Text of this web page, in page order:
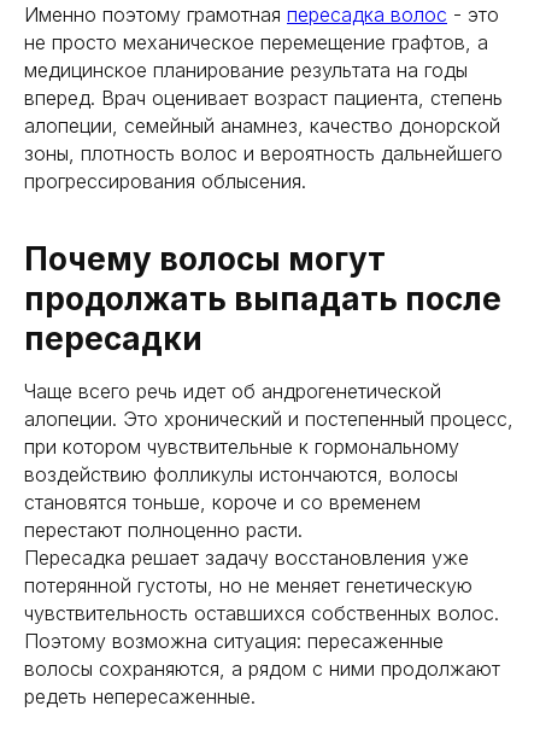
Именно поэтому грамотная пересадка волос - это
не просто механическое перемещение графтов, а
медицинское планирование результата на годы
вперед. Врач оценивает возраст пациента, степень
алопеции, семейный анамнез, качество донорской
зоны, плотность волос и вероятность дальнейшего
прогрессирования облысения.
Почему волосы могут
продолжать выпадать после
пересадки
Чаще всего речь идет об андрогенетической
алопеции. Это хронический и постепенный процесс,
при котором чувствительные к гормональному
воздействию фолликулы истончаются, волосы
становятся тоньше, короче и со временем
перестают полноценно расти.
Пересадка решает задачу восстановления уже
потерянной густоты, но не меняет генетическую
чувствительность оставшихся собственных волос.
Поэтому возможна ситуация: пересаженные
волосы сохраняются, а рядом с ними продолжают
редеть непересаженные.